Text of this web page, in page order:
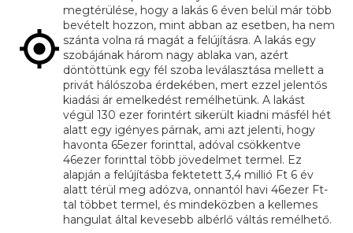
megtérülése, hogy a lakás 6 éven belül már több
bevételt hozzon, mint abban az esetben, ha nem
szánta volna rá magát a felújításra. A lakás egy
szobájának három nagy ablaka van, azért
döntöttünk egy fél szoba leválasztása mellett a
privát hálószoba érdekében, mert ezzel jelentős
kiadási ár emelkedést remélhetünk. A lakást
végül 130 ezer forintért sikerült kiadni másfél hét
alatt egy igényes párnak, ami azt jelenti, hogy
havonta 65ezer forinttal, adóval csökkentve
46ezer forinttal több jövedelmet termel. Ez
alapján a felújításba fektetett 3,4 millió Ft 6 év
alatt térül meg adózva, onnantól havi 46ezer Ft-
tal többet termel, és mindeközben a kellemes
hangulat által kevesebb albérlő váltás remélhető.